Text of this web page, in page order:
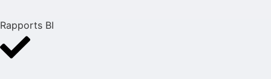
Rapports BI